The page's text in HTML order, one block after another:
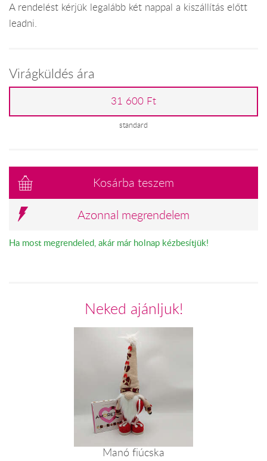
A rendelést kérjük legalább két nappal a kiszállítás előtt
leadni.
Virágküldés ára
31 600 Ft
standard
Kosárba teszem
Azonnal megrendelem
Ha most megrendeled, akár már holnap kézbesítjük!
Neked ajánljuk!
Manó fiúcska